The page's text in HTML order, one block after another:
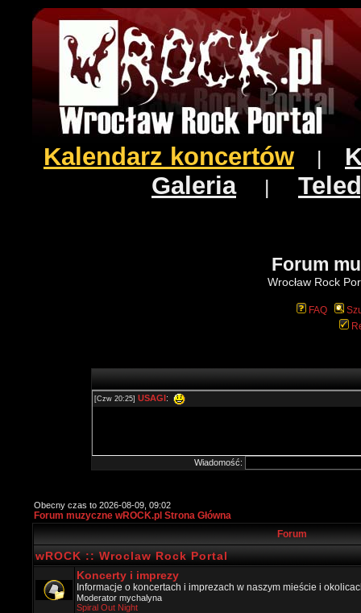
Kalendarz koncertów
Galeria|
Forum
Wrocław Rock
FAQ
Wiadomość:
Obecny czas to 2026-08-09, 09:02
Forum muzyczne wROCK.pl Strona Główna
Forum
wROCK :: Wroclaw Rock Portal
Koncerty i imprezy
Informacje o koncertach i imprezach w naszym mieście i
Moderator mychalyna
Spiral Out Night